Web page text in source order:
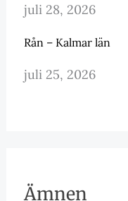
juli 28, 2026
Rån – Kalmar län
juli 25, 2026
Ämnen